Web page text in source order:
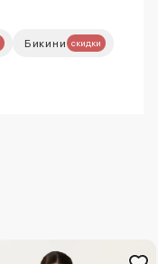
Бикини скидки